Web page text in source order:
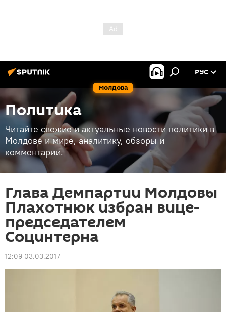
Молдова
РУС
Политика
Читайте свежие и актуальные новости политики в
Молдове и мире, аналитику, обзоры и
комментарии.
Глава Демпартии Молдовы
Плахотнюк избран вице-
председателем
Социнтерна
12:09 03.03.2017